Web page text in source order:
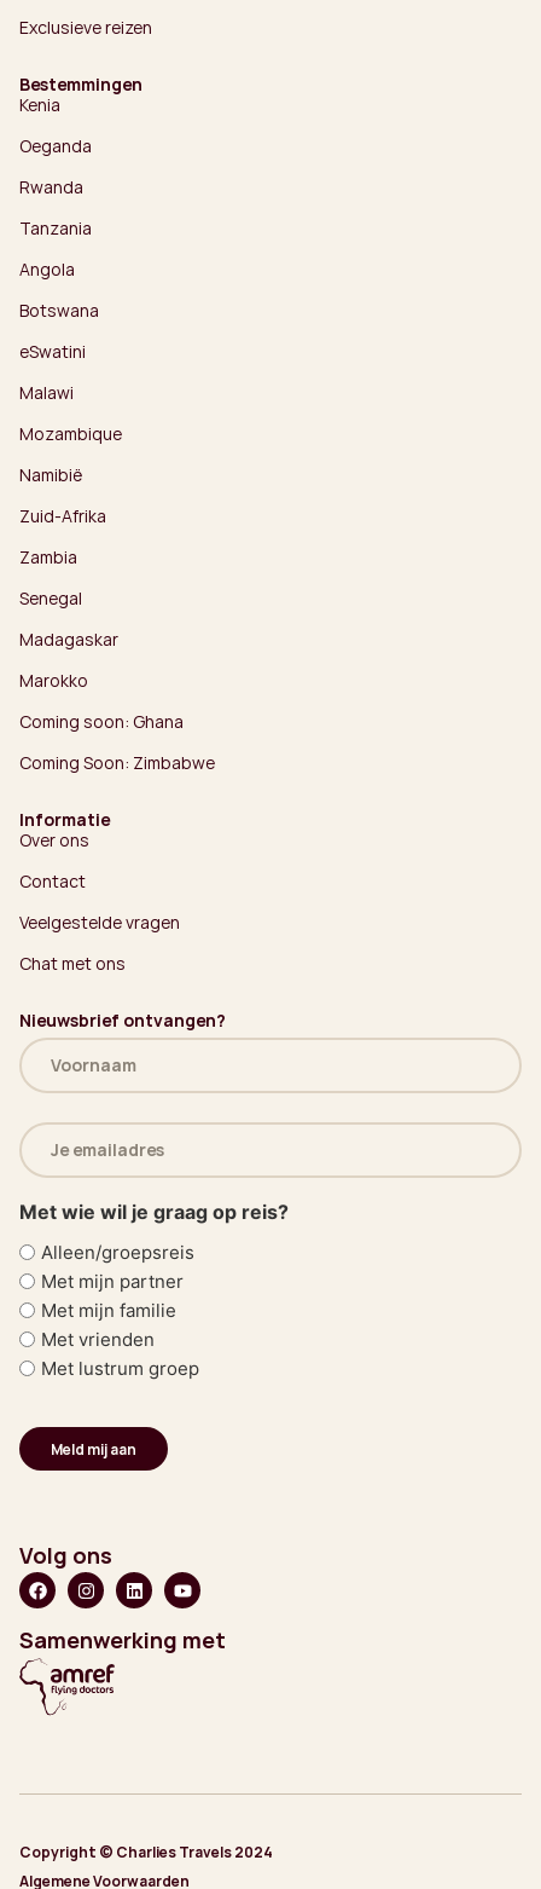
Exclusieve reizen
Bestemmingen
Kenia
Oeganda
Rwanda
Tanzania
Angola
Botswana
eSwatini
Malawi
Mozambique
Namibië
Zuid-Afrika
Zambia
Senegal
Madagaskar
Marokko
Coming soon: Ghana
Coming Soon: Zimbabwe
Informatie
Over ons
Contact
Veelgestelde vragen
Chat met ons
Nieuwsbrief ontvangen?
Naam
(Vereist)
E-
mailadres
(Vereist)
Met wie wil je graag op reis?
Alleen/groepsreis
Met mijn partner
Met mijn familie
Met vrienden
Met lustrum groep
Volg ons
Samenwerking met
Copyright © Charlies Travels 2024
Algemene Voorwaarden